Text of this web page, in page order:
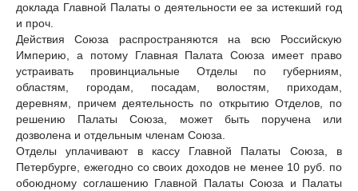
доклада Главной Палаты о деятельности ее за истекший год
и проч.
Действия Союза распространяются на всю Российскую
Империю, а потому Главная Палата Союза имеет право
устраивать провинциальные Отделы по губерниям,
областям, городам, посадам, волостям, приходам,
деревням, причем деятельность по открытию Отделов, по
решению Палаты Союза, может быть поручена или
дозволена и отдельным членам Союза.
Отделы уплачивают в кассу Главной Палаты Союза, в
Петербурге, ежегодно со своих доходов не менее 10 руб. по
обоюдному соглашению Главной Палаты Союза и Палаты